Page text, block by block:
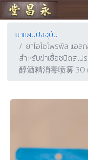
ร้านขายยา ย่งเชียงตึ๊ง
ยาแผนปัจจุบัน
ยาไอโซโพรพิล แอ
สำหรับฆ่าเชื้อชนิดสเ
醇酒精消毒喷雾 30